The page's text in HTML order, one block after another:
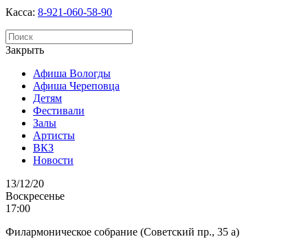
Касса: 8-921-060-58-90
Закрыть
Афиша Вологды
Афиша Череповца
Детям
Фестивали
Залы
Артисты
ВКЗ
Новости
13/12/20
Воскресенье
17:00
Филармоническое собрание (Советский пр., 35 а)